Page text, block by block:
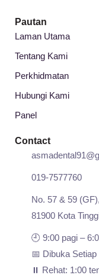
Pautan
Laman Utama
Tentang Kami
Perkhidmatan
Hubungi Kami
Panel
Contact
019-7577760
No. 57 & 59
81900 Kota
🕘 9:00 pagi –
📅 Dibuka
⏸️ Rehat: 1:00